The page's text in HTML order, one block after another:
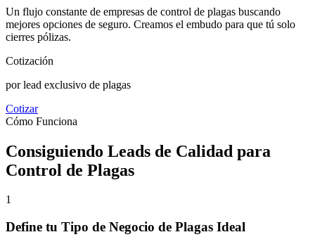
Un flujo constante de empresas de control de plagas buscando
mejores opciones de seguro. Creamos el embudo para que tú solo
cierres pólizas.
Cotización
por lead exclusivo de plagas
Cotizar
Cómo Funciona
Consiguiendo Leads de Calidad para
Control de Plagas
1
Define tu Tipo de Negocio de Plagas Ideal